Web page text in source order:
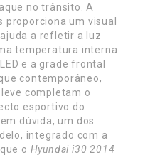
no trânsito. A
proporciona um visual
a refletir a luz
temperatura interna
e a grade frontal
contemporâneo,
completam o
esportivo do
dúvida, um dos
integrado com a
o Hyundai i30 2014